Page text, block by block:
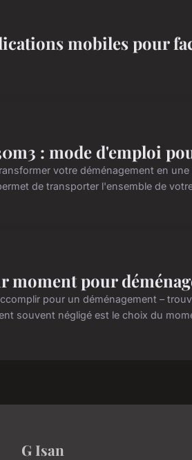
mobiles pour
: mode d'emploi
votre déménagement en
de transporter l'ensemble de
moment pour
pour un déménagement –
souvent négligé est le choix du
G Isan